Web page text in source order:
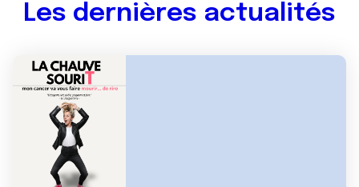
Les dernières actualités
Image